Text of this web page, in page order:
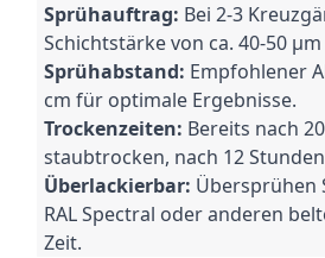
Sprühauftrag: Bei 2-3
Schichtstärke von ca. 40-50
Sprühabstand: Empfohlener
cm für optimale Ergebnisse.
Trockenzeiten: Bereits nach
staubtrocken, nach 12
Überlackierbar: Übersprühen
RAL Spectral oder anderen
Zeit.